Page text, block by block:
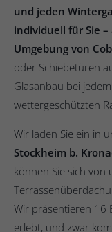
und jeden
individuell für Sie
Umgebung von
oder Schiebetüren
Glasanbau bei
wettergeschützten
Wir laden Sie ein in
Stockheim b.
können Sie sich von
Wir präsentieren 16
erlebt, und zwar